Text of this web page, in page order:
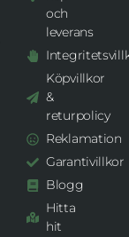
och
leverans
Köpvillkor
&
returpolicy
Reklamation
Garantivillkor
Blogg
Hitta
hit